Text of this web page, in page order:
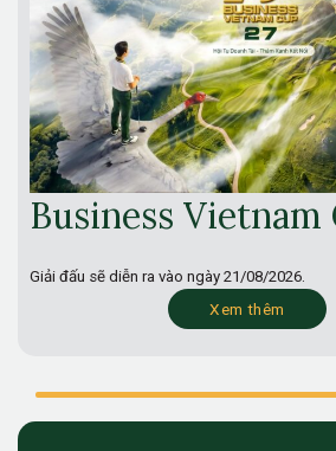
Business Vietnam
Giải đấu sẽ diễn ra vào ngày 21/08/2026.
Xem thêm